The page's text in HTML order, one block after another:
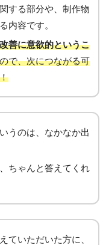
する部分や、制作物
内容です。
善に意欲的というこ
ので、次につながる可
うのは、なかなか出
ちゃんと答えてくれ
ていただいた方に、